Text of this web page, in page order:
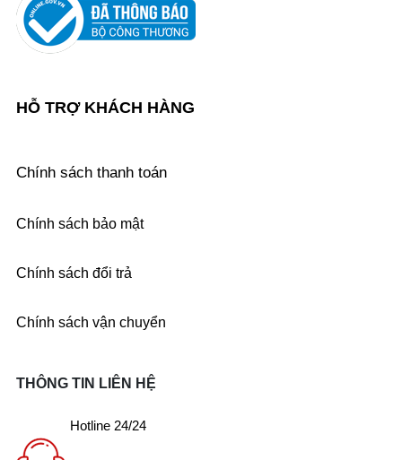
HỖ TRỢ KHÁCH HÀNG
Chính sách thanh toán
Chính sách bảo mật
Chính sách đổi trả
Chính sách vận chuyển
THÔNG TIN LIÊN HỆ
Hotline 24/24